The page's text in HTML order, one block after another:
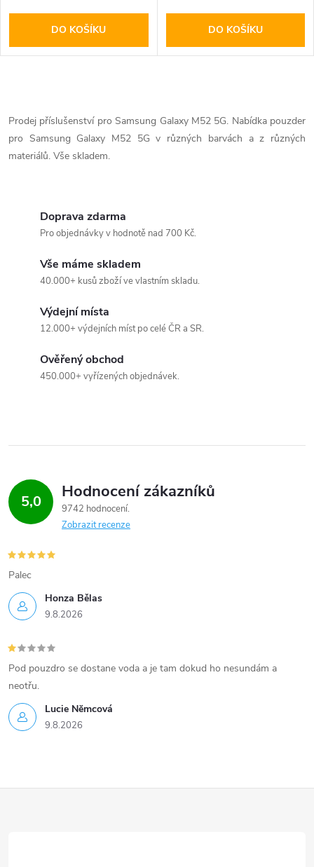
DO KOŠÍKU DO KOŠÍKU
v
l
ý
p
i
s
u
Prodej příslušenství pro Samsung Galaxy M52 5G. Nabídka pouzder
pro Samsung Galaxy M52 5G v různých barvách a z různých
materiálů. Vše skladem.
Doprava zdarma
Pro objednávky v hodnotě nad 700 Kč.
Vše máme skladem
40.000+ kusů zboží ve vlastním skladu.
Výdejní místa
12.000+ výdejních míst po celé ČR a SR.
Ověřený obchod
450.000+ vyřízených objednávek.
5,0 Hodnocení zákazníků
9742 hodnocení
Zobrazit recenze
Honza Bělas
9.8.2026
Palec
Lucie Nĕmcová
9.8.2026
Pod pouzdro se dostane voda a je tam dokud ho nesundám a
neotřu.